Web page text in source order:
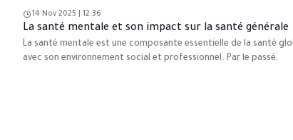
14 Nov 2025 | 12:36
La santé mentale et son impact sur la santé générale
La santé mentale est une composante essentielle de la santé
avec son environnement social et professionnel. Par le passé,